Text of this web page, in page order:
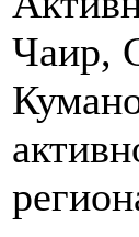
Чаир,